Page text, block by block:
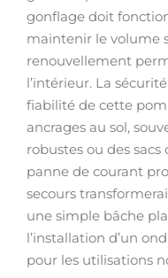
gonflage doit
maintenir le volume
renouvellement
l’intérieur. La
fiabilité de cette
ancrages au sol,
robustes ou des
panne de courant
secours
une simple bâche
l’installation d’un
pour les utilisations